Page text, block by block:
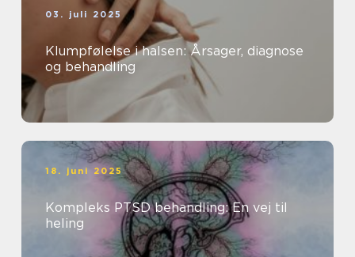
03. juli 2025
Klumpfølelse i halsen: Årsager, diagnose
og behandling
18. juni 2025
Kompleks PTSD behandling: En vej til
heling